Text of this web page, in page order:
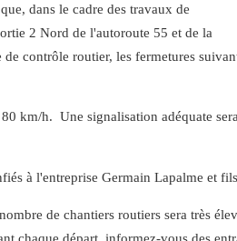
dans le cadre des travaux de
2 Nord de l'autoroute 55 et de la
contrôle routier, les fermetures
km/h. Une signalisation adéquate
à l'entreprise Germain Lapalme et
de chantiers routiers sera très
chaque départ, informez-vous des